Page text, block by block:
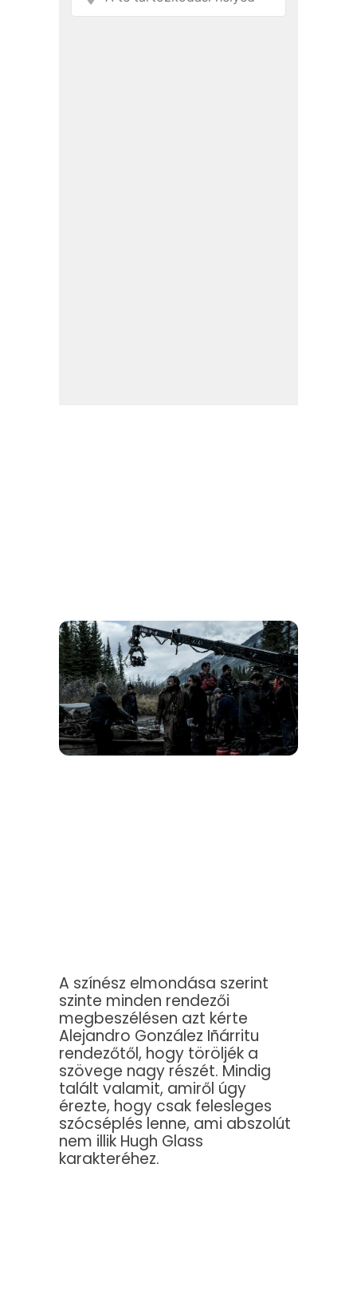
A színész elmondása szerint
szinte minden rendezői
megbeszélésen azt kérte
Alejandro González Iñárritu
rendezőtől, hogy töröljék a
szövege nagy részét. Mindig
talált valamit, amiről úgy
érezte, hogy csak felesleges
szócséplés lenne, ami abszolút
nem illik Hugh Glass
karakteréhez.